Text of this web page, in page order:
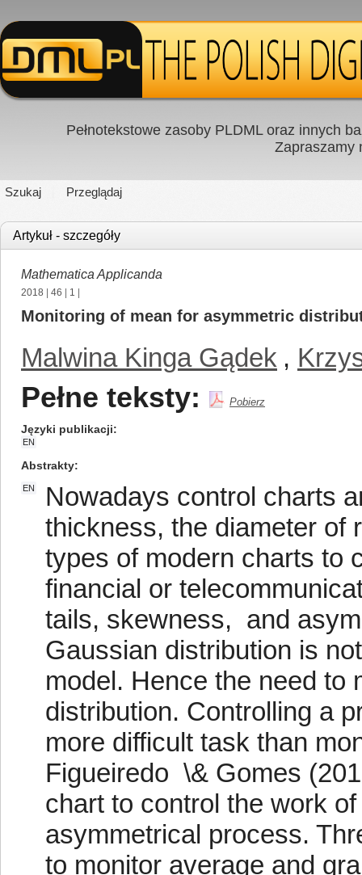
Pełnotekstowe zasoby PLDML oraz innych
Zapraszamy
Szukaj Przeglądaj
Artykuł - szczegóły
Mathematica Applicanda
2018 46 1
Monitoring of mean for asymmetric
Malwina Kinga Gądek ,
Pełne teksty: Pobierz
Języki publikacji
EN
Abstrakty
EN
Nowadays control charts
thickness, the diameter of
types of modern charts to
financial or
tails, skewness, and
Gaussian distribution is
model. Hence the need to
distribution. Controlling a
more difficult task than
Figueiredo \& Gomes
chart to control the work
asymmetrical process.
to monitor average and